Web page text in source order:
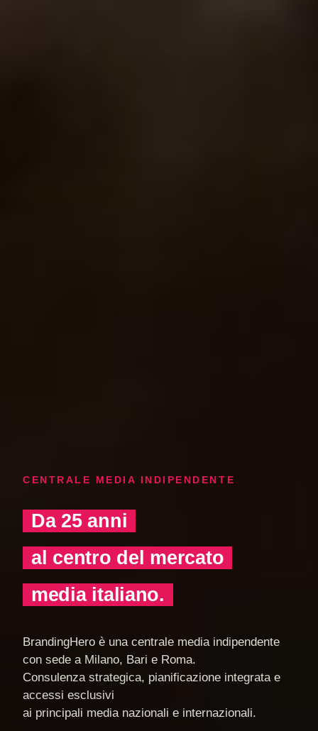
CENTRALE MEDIA INDIPENDENTE
Da 25 anni
al centro del mercato
media italiano.
BrandingHero è una centrale media indipendente
con sede a Milano, Bari e Roma.
Consulenza strategica, pianificazione integrata e
accessi esclusivi
ai principali media nazionali e internazionali.